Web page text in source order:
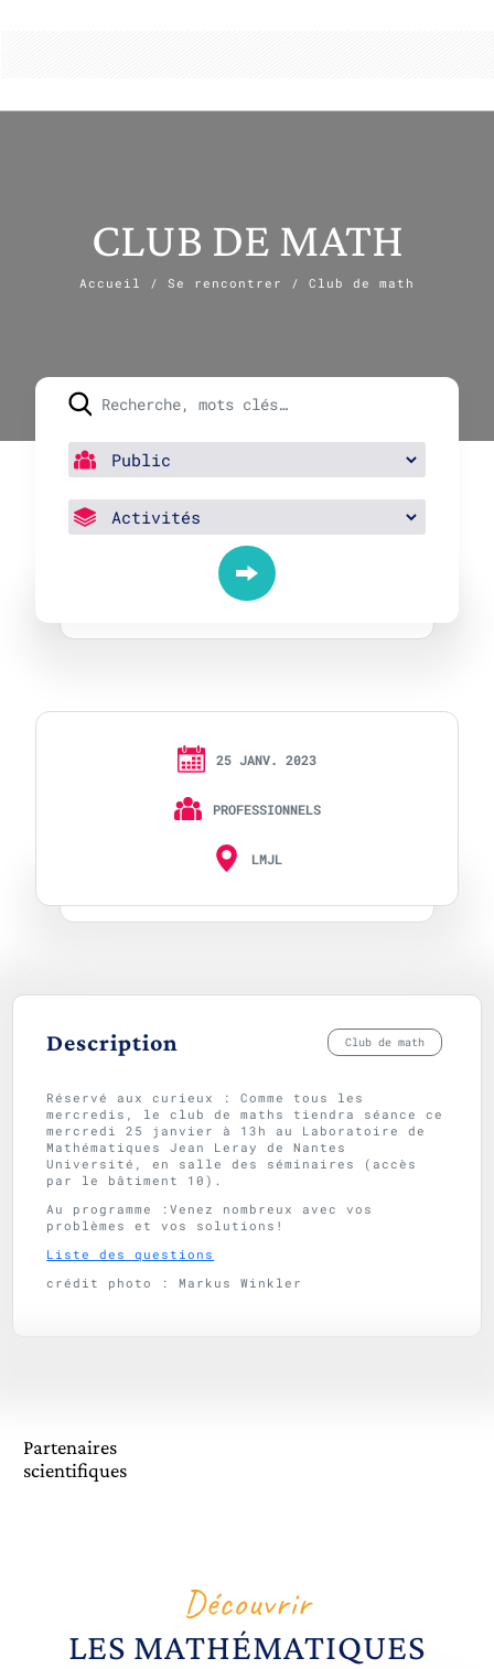
CLUB DE MATH
Accueil / Se rencontrer / Club de math
25 JANV. 2023
PROFESSIONNELS
LMJL
Description Club de math
Réservé aux curieux : Comme tous les
mercredis, le club de maths tiendra séance ce
mercredi 25 janvier à 13h au Laboratoire de
Mathématiques Jean Leray de Nantes
Université, en salle des séminaires (accès
par le bâtiment 10).
Au programme :Venez nombreux avec vos
problèmes et vos solutions!
Liste des questions
crédit photo : Markus Winkler
Partenaires
scientifiques
Découvrir
LES MATHÉMATIQUES